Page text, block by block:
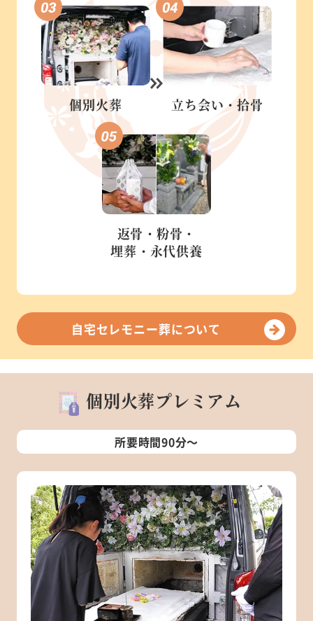
個別火葬 立ち会い・拾骨
返骨・粉骨・
埋葬・永代供養
自宅セレモニー葬について
個別火葬プレミアム
所要時間90分～